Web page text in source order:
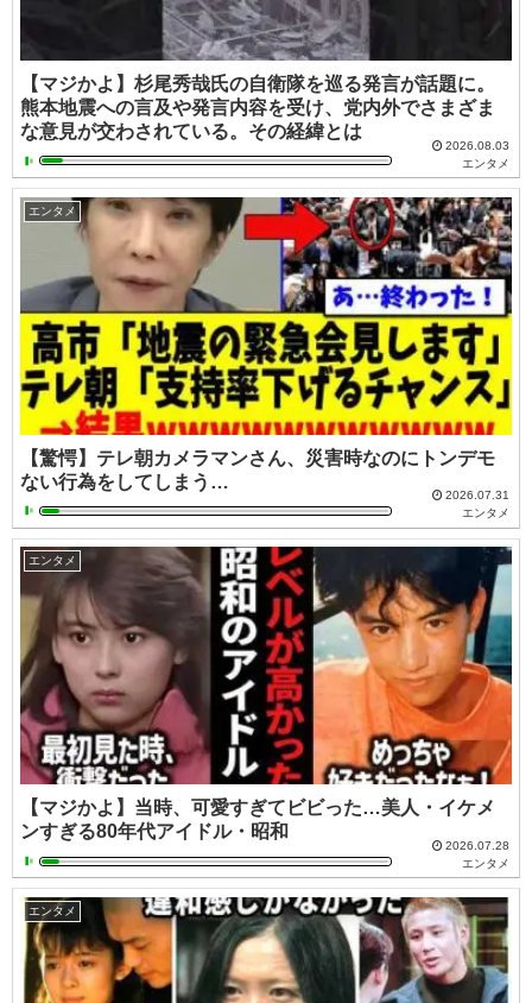
【マジかよ】杉尾秀哉氏の自衛隊を巡る発言が話題に。
熊本地震への言及や発言内容を受け、党内外でさまざま
な意見が交わされている。その経緯とは
2026.08.03
エンタメ
エンタメ
【驚愕】テレ朝カメラマンさん、災害時なのにトンデモ
ない行為をしてしまう…
2026.07.31
エンタメ
エンタメ
【マジかよ】当時、可愛すぎてビビった…美人・イケメ
ンすぎる80年代アイドル・昭和
2026.07.28
エンタメ
エンタメ